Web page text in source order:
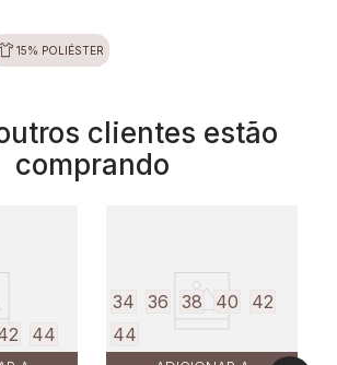
15% POLIÉSTER
clientes estão
comprando
44
34 36 38 40
42
44